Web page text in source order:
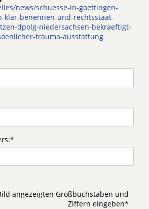
news/schuesse-in-goettingen-
klar-benennen-und-rechtsstaat-
dpolg-niedersachsen-bekraeftigt-
trauma-ausstattung
*
angezeigten Großbuchstaben und
Ziffern eingeben*